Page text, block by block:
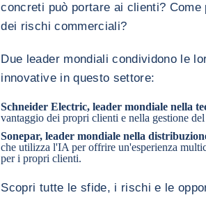
concreti può portare ai clienti?
dei rischi commerciali?
Due leader mondiali condividono le
innovative in questo settore:
Schneider Electric, leader mondiale nella
vantaggio dei propri clienti e nella gestione
Sonepar, leader mondiale nella
che utilizza l'IA per offrire un'esperienza
per i propri clienti.
Scopri tutte le sfide, i rischi e le